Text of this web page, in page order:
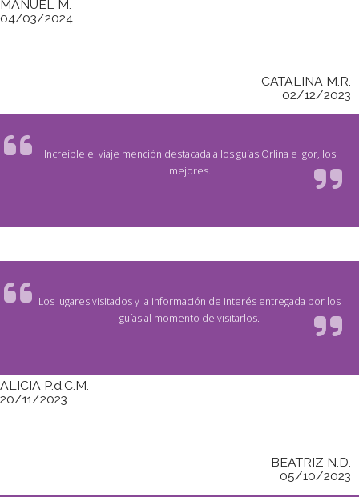
MANUEL M.
04/03/2024
CATALINA M.R.
02/12/2023
Increíble el viaje mención destacada a los guías Orlina e Igor, los
mejores.
Los lugares visitados y la información de interés entregada por los
guías al momento de visitarlos.
ALICIA P.d.C.M.
20/11/2023
BEATRIZ N.D.
05/10/2023